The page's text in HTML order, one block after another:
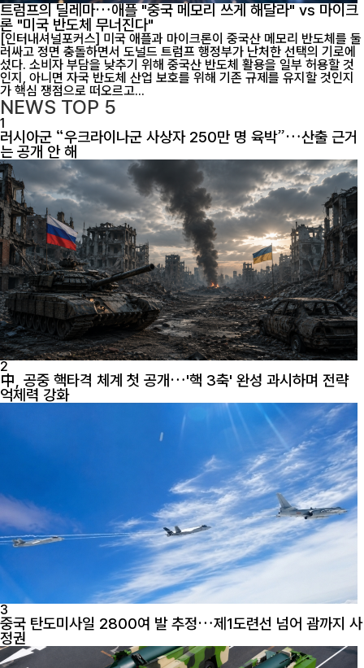
트럼프의 딜레마…애플 "중국 메모리 쓰게 해달라" vs 마이크
론 "미국 반도체 무너진다"
[인터내셔널포커스] 미국 애플과 마이크론이 중국산 메모리 반도체를 둘
러싸고 정면 충돌하면서 도널드 트럼프 행정부가 난처한 선택의 기로에
섰다. 소비자 부담을 낮추기 위해 중국산 반도체 활용을 일부 허용할 것
인지, 아니면 자국 반도체 산업 보호를 위해 기존 규제를 유지할 것인지
가 핵심 쟁점으로 떠오르고...
NEWS TOP 5
1
러시아군 “우크라이나군 사상자 250만 명 육박”…산출 근거
는 공개 안 해
2
中, 공중 핵타격 체계 첫 공개…'핵 3축' 완성 과시하며 전략
억제력 강화
3
중국 탄도미사일 2800여 발 추정…제1도련선 넘어 괌까지 사
정권